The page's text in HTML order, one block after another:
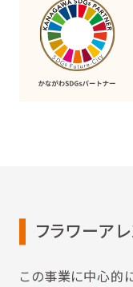
フラワーア
この事業に中心的